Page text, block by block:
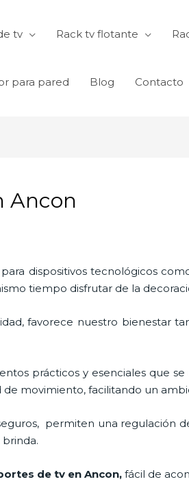
tv Rack tv flotante
para pared Blog Contacto
Ancon
dispositivos tecnológicos
tiempo disfrutar de la
favorece nuestro bienestar
prácticos y esenciales que se
movimiento, facilitando un
permiten una regulación
de tv en Ancon, fácil de